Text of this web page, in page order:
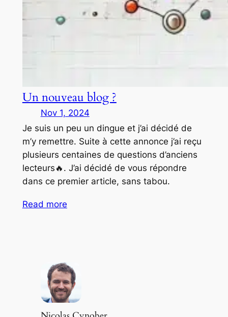
Un nouveau blog ?
Nov 1, 2024
Je suis un peu un dingue et j’ai décidé de
m’y remettre. Suite à cette annonce j’ai reçu
plusieurs centaines de questions d’anciens
lecteurs🔥. J’ai décidé de vous répondre
dans ce premier article, sans tabou.
Read more